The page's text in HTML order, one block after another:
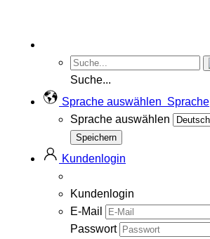
Suche...
Sprache auswählen Sprache
Sprache auswählen
Kundenlogin
Kundenlogin
E-Mail
Passwort